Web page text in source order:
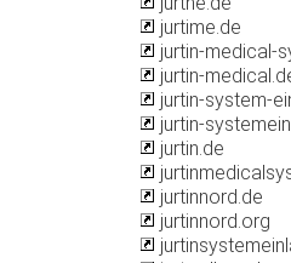
jurtime.de
jurtin-medical-
jurtin-
jurtin-system-
jurtin-
jurtin.de
jurtinnord.de
jurtinnord.org